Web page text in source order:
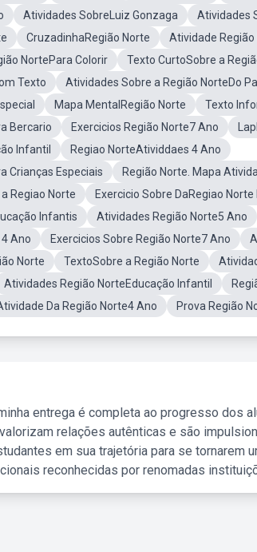
Atividades SobreLuiz Gonzaga
Atividades
CruzadinhaRegião Norte
Atividade
NortePara Colorir
Texto CurtoSobre a
Texto
Atividades Sobre a Região NorteDo
Mapa MentalRegião Norte
Texto
Bercario
Exercicios Região Norte7 Ano
Infantil
Regiao NorteAtividdaes 4 Ano
Crianças Especiais
Região Norte. Mapa
Regiao Norte
Exercicio Sobre DaRegiao
Infantis
Atividades Região Norte5 Ano
Ano
Exercicios Sobre Região Norte7 Ano
Norte
TextoSobre a Região Norte
Atividades Região NorteEducação Infantil
Da Região Norte4 Ano Prova Região
entrega é completa ao progresso dos
relações autênticas e são
em sua trajetória para se tornarem
reconhecidas por renomadas